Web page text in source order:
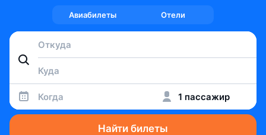
Авиабилеты Отели
Когда 1 пассажир
Найти билеты